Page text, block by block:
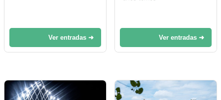
Ver entradas ➜ Ver entradas ➜